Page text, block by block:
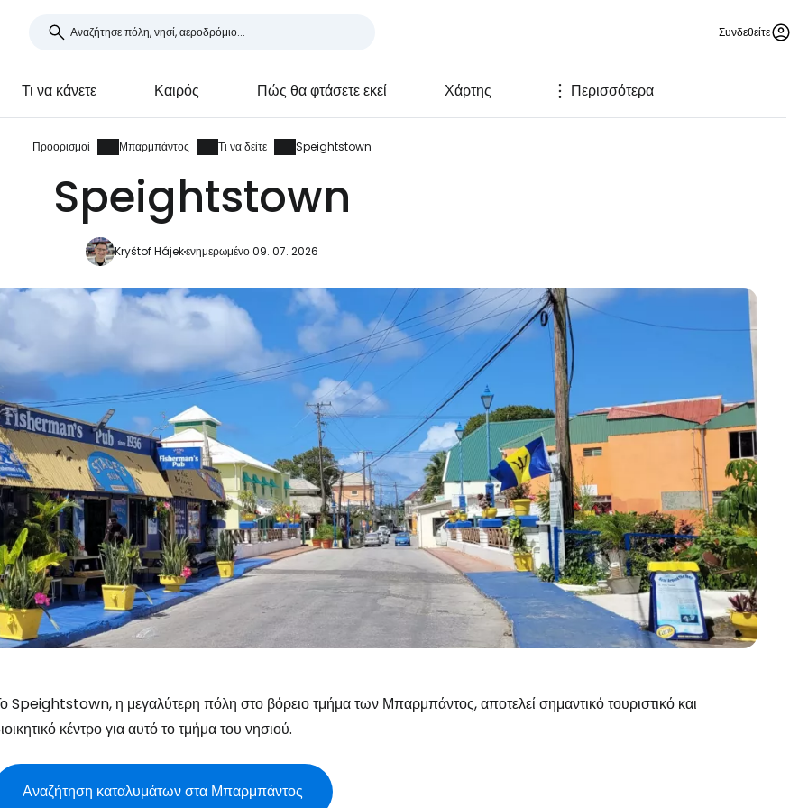
Συνδεθείτε
Τι να κάνετε Καιρός Πώς θα φτάσετε εκεί Χάρτης Περισσότερα
Προορισμοί Μπαρμπάντος Τι να δείτε Speightstown
Speightstown
Kryštof Hájekενημερωμένο 09. 07. 2026
Speightstown, η μεγαλύτερη πόλη στο βόρειο τμήμα των Μπαρμπάντος, αποτελεί σημαντικό τουριστικό και
κέντρο για αυτό το τμήμα του νησιού.
Αναζήτηση καταλυμάτων στα Μπαρμπάντος